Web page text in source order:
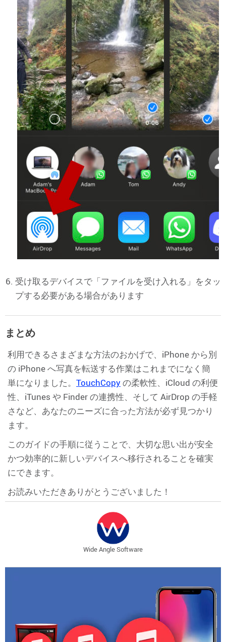
受け取るデバイスで「ファイルを受け入れる」をタッ
プする必要がある場合があります
まとめ
利用できるさまざまな方法のおかげで、iPhone から別
の iPhone へ写真を転送する作業はこれまでになく簡
単になりました。 TouchCopyの柔軟性、iCloud の利便
性、iTunes や Finder の連携性、そして AirDrop の手軽
さなど、あなたのニーズに合った方法が必ず見つかり
ます。
このガイドの手順に従うことで、大切な思い出が安全
かつ効率的に新しいデバイスへ移行されることを確実
にできます。
お読みいただきありがとうございました！
Wide Angle Software